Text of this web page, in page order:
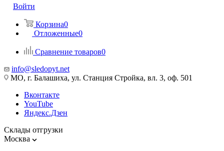
Войти
Корзина0
Отложенные0
Сравнение товаров0
info@sledopyt.net
МО, г. Балашиха, ул. Станция Стройка, вл. 3, оф. 501
Вконтакте
YouTube
Яндекс.Дзен
Склады отгрузки
Москва